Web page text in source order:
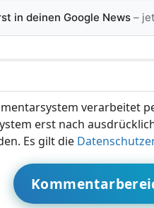
in deinen Google News–
verarbeitet
erst nach
Es gilt die